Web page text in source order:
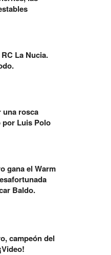
La Nucia.
una rosca
por Luis Polo
gana el Warm
Baldo.
campeón del